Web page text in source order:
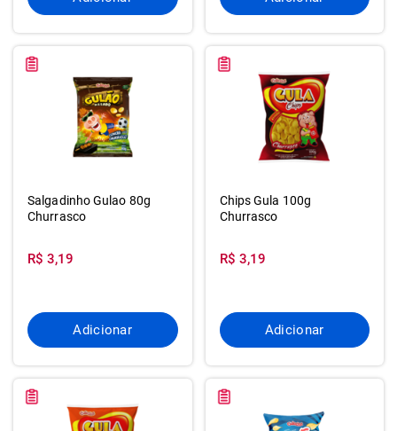
Salgadinho Gulao 80g
Churrasco
R$ 3,19
Adicionar
Chips Gula 100g
Churrasco
R$ 3,19
Adicionar